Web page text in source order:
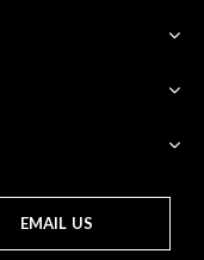
EMAIL US